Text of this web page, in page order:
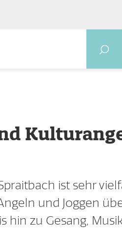
ist sehr
und Joggen
zu Gesang,